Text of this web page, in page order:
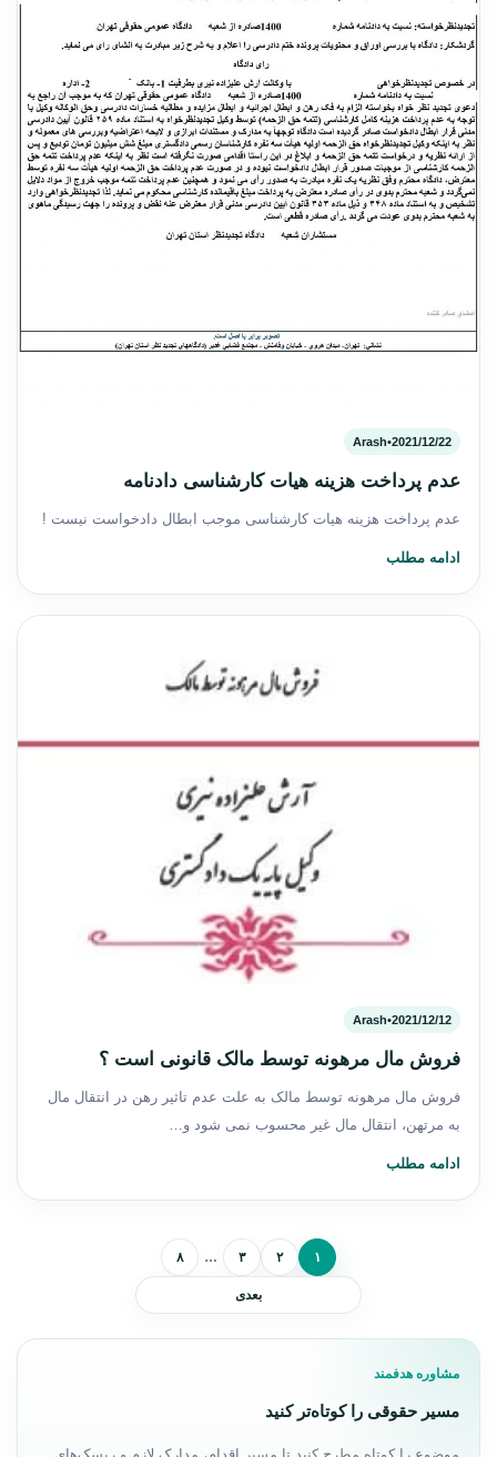
2021/12/22
•
Arash
عدم پرداخت هزینه هیات کارشناسی دادنامه
عدم پرداخت هزینه هیات کارشناسی موجب ابطال دادخواست نیست !
ادامه مطلب
2021/12/12
•
Arash
فروش مال مرهونه توسط مالک قانونی است ؟
فروش مال مرهونه توسط مالک به علت عدم تاثیر رهن در انتقال مال
به مرتهن، انتقال مال غیر محسوب نمی شود و…
ادامه مطلب
صفحه‌بندی نوشته‌ها
۱ ۲ ۳ … ۸
بعدی
مشاوره هدفمند
مسیر حقوقی را کوتاه‌تر کنید